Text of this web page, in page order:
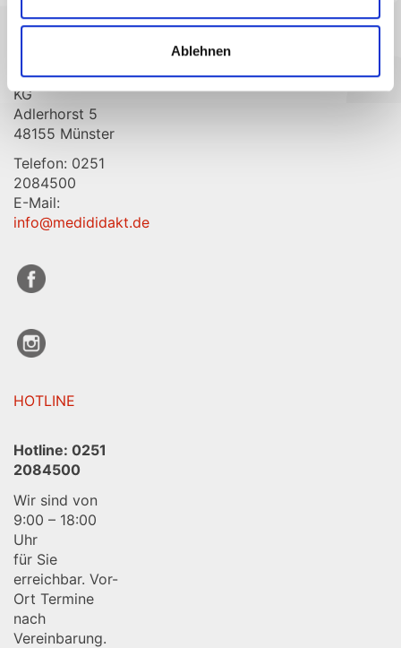
Ablehnen
GmbH & Co.
KG
Adlerhorst 5
48155 Münster
Telefon: 0251
2084500
E-Mail:
info@medididakt.de
HOTLINE
Hotline: 0251
2084500
Wir sind von
9:00 – 18:00
Uhr
für Sie
erreichbar. Vor-
Ort Termine
nach
Vereinbarung.